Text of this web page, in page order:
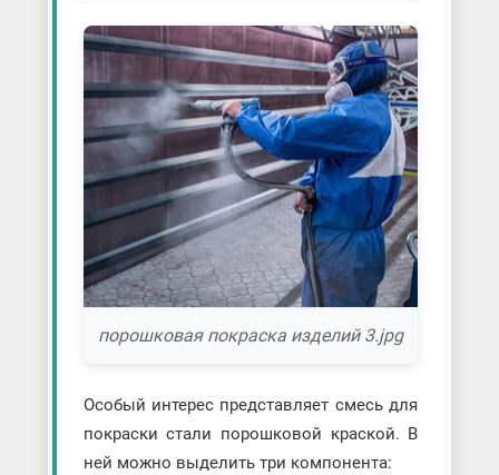
порошковая покраска изделий 3.jpg
Особый интерес представляет смесь для
покраски стали порошковой краской. В
ней можно выделить три компонента: